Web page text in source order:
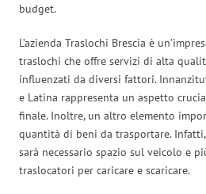
budget.
L’azienda Traslochi Brescia è
traslochi che offre servizi di alta
influenzati da diversi fattori.
e Latina rappresenta un aspetto
finale. Inoltre, un altro elemento
quantità di beni da trasportare.
sarà necessario spazio sul veicolo e
traslocatori per caricare e scaricare.